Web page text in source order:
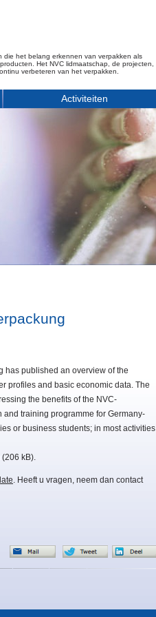
die het belang erkennen van verpakken als
Het NVC lidmaatschap, de projecten,
verbeteren van het verpakken.
Activiteiten
has published an overview of the
profiles and basic economic data. The
the benefits of the NVC-
training programme for Germany-
or business students; in most activities
kB).
. Heeft u vragen, neem dan contact